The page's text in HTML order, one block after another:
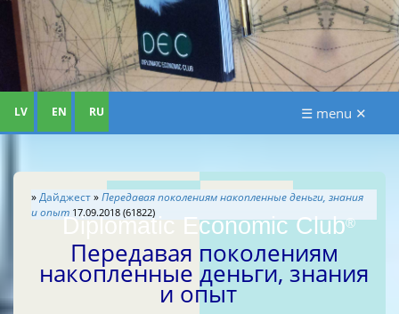
Diplomatic Economic Club®
LV EN RU ☰ menu ✕
»Дайджест»Передавая поколениям накопленные деньги, знания
и опыт 17.09.2018 (61822)
Передавая поколениям
накопленные деньги, знания
и опыт